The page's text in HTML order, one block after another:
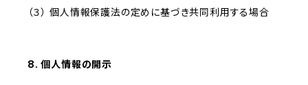
（３） 個人情報保護法の定めに基づき共同利用する場合
8. 個人情報の開示